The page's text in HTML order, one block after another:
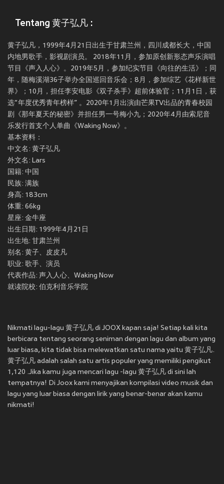
Tentang 黄子弘凡 :
黄子弘凡，1999年4月21日出生于甘肃兰州，四川成都长大，中国
内地男歌手，影视剧演员。 2018年11月，参加原创新形态声乐演唱
节目《声入人心》。2019年5月，参加纪实节目《向往的生活》；同
年，随梅溪湖36子举办全国巡回音乐会；8月，参加综艺《花样新世
界》；10月，担任李安电影《双子杀手》超前体验官；11月1日，获
选“年度优秀青年榜样” 。2020年1月出演由芒果TV出品的青春校园
剧《那年夏天的秘密》并担任男一号梅小九；2020年4月由索尼音
乐发行首支个人单曲《Waking Now》。
基本资料：
中文名: 黄子弘凡
外文名: Lars
国籍: 中国
民族: 满族
身高: 183cm
体重: 66kg
星座: 金牛座
出生日期: 1999年4月21日
出生地: 甘肃兰州
别名: 黄子、皮皮凡
职业: 歌手、演员
代表作品: 声入人心、Waking Now
就读院校: 伯克利音乐学院
Nikmati lagu-lagu 黄子弘凡 di JOOX kapan saja! Setiap kali kita
berbicara tentang seorang seniman dengan lagu dan album yang
luar biasa, kita tidak bisa melewatkan satu nama yaitu 黄子弘凡.
黄子弘凡 adalah salah satu artis populer yang memiliki pengikut
1,120 .Jika kamu juga mencari lagu -lagu 黄子弘凡 di sini lah
tempatnya! Di Joox kami menyajikan kompilasi video musik dan
lagu yang luar biasa dengan lirik yang benar-benar akan kamu
nikmati!